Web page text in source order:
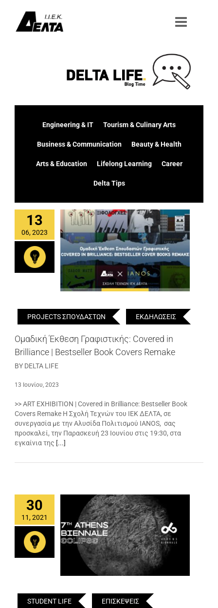
περιεχόμενο
Engineering & IT Tourism & Culinary Arts
Business & Communication Beauty & Health
Arts & Education Lifelong Learning Career
Delta Tips
13
06, 2023
PROJECTS ΣΠΟΥΔΑΣΤΩΝ ΕΚΔΗΛΩΣΕΙΣ
Ομαδική Έκθεση Γραφιστικής: Covered in
Brilliance | Bestseller Book Covers Remake
BY DELTA LIFE
13 Ιουνίου, 2023
>> ART EXHIBITION | Covered in Brilliance: Bestseller Book
Covers Remake Η Σχολή Τεχνών του ΙΕΚ ΔΕΛΤΑ, σε
συνεργασία με την Αλυσίδα Πολιτισμού IANOS, σας
προσκαλεί, την Παρασκευή 23 Ιουνίου στις 19:30, στα
εγκαίνια της [...]
30
11, 2021
STUDENT LIFE ΕΠΙΣΚΕΨΕΙΣ